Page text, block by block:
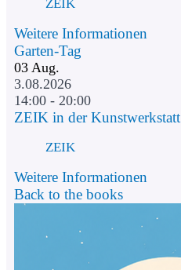
ZEIK
Weitere Informationen
Garten-Tag
03 Aug.
3.08.2026
14:00 - 20:00
ZEIK in der Kunstwerkstatt
ZEIK
Weitere Informationen
Back to the books